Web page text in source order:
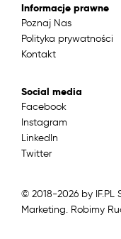
Informacje prawne
Poznaj Nas
Polityka prywatności
Kontakt
Social media
Facebook
Instagram
LinkedIn
Twitter
© 2018-2026 by IF.PL
Marketing. Robimy